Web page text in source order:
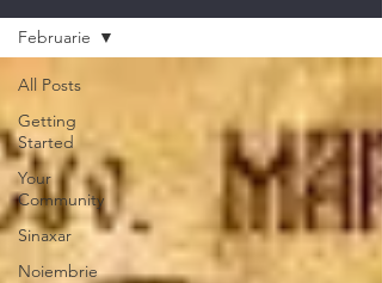
All Posts
Getting
Started
Your
Community
Sinaxar
Noiembrie
Februarie